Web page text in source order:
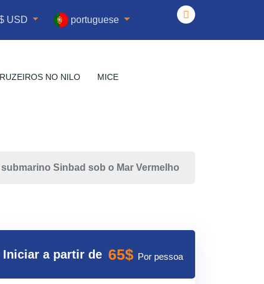
$ USD portuguese
NO NILO MICE
submarino Sinbad sob o Mar Vermelho
Iniciar a partir de 65$ Por pessoa